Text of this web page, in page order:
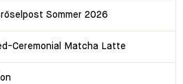
Sommer 2026
Ceremonial Matcha Latte